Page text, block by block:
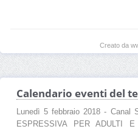
Creato da
Calendario eventi del
Lunedì 5 febbraio 2018 - Canal
ESPRESSIVA PER ADULTI